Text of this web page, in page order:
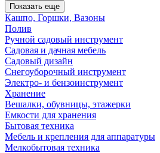
Показать еще
Кашпо, Горшки, Вазоны
Полив
Ручной садовый инструмент
Садовая и дачная мебель
Садовый дизайн
Снегоуборочный инструмент
Электро- и бензоинструмент
Хранение
Вешалки, обувницы, этажерки
Емкости для хранения
Бытовая техника
Мебель и крепления для аппаратуры
Мелкобытовая техника